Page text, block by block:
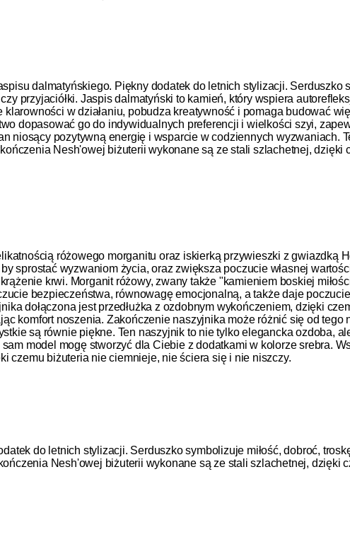
dalmatyńskiego. Piękny dodatek do letnich stylizacji. Serduszko
przyjaciółki. Jaspis dalmatyński to kamień, który wspiera
w działaniu, pobudza kreatywność i pomaga budować
dopasować go do indywidualnych preferencji i wielkości szyi,
niosący pozytywną energię i wsparcie w codziennych wyzwaniach.
Nesh'owej biżuterii wykonane są ze stali szlachetnej, dzięki
różowego morganitu oraz iskierką przywieszki z gwiazdką
sprostać wyzwaniom życia, oraz zwiększa poczucie własnej
krwi. Morganit różowy, zwany także "kamieniem boskiej
bezpieczeństwa, równowagę emocjonalną, a także daje
dołączona jest przedłużka z ozdobnym wykończeniem, dzięki
komfort noszenia. Zakończenie naszyjnika może różnić się od tego
są równie piękne. Ten naszyjnik to nie tylko elegancka ozdoba,
model mogę stworzyć dla Ciebie z dodatkami w kolorze srebra.
czemu biżuteria nie ciemnieje, nie ściera się i nie niszczy.
do letnich stylizacji. Serduszko symbolizuje miłość, dobroć,
Nesh'owej biżuterii wykonane są ze stali szlachetnej, dzięki